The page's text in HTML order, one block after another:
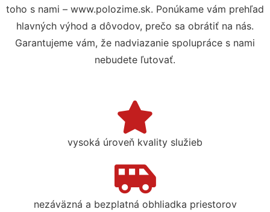
toho s nami – www.polozime.sk. Ponúkame vám prehľad
hlavných výhod a dôvodov, prečo sa obrátiť na nás.
Garantujeme vám, že nadviazanie spolupráce s nami
nebudete ľutovať.
vysoká úroveň kvality služieb
nezáväzná a bezplatná obhliadka priestorov